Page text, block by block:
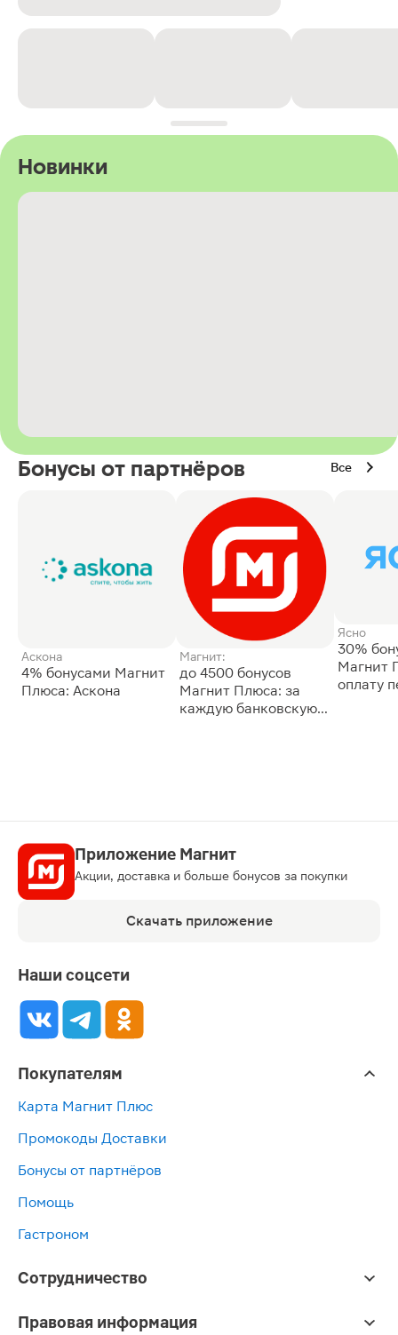
Новинки
Бонусы от партнёров Все
Аскона
4% бонусами Магнит
Плюса: Аскона
Магнит:
до 4500 бонусов
Магнит Плюса: за
каждую банковскую
Ясно
30%
Магнит
оплату
Приложение Магнит
Акции, доставка и больше бонусов за покупки
Скачать приложение
Наши соцсети
Покупателям
Карта Магнит Плюс
Промокоды Доставки
Бонусы от партнёров
Помощь
Гастроном
Сотрудничество
Правовая информация